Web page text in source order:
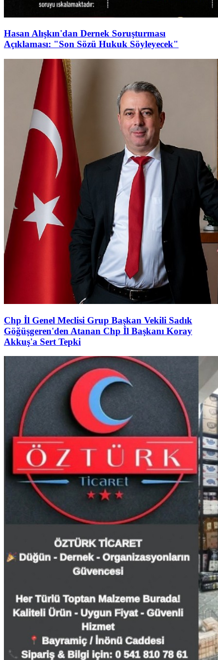
Hasan Alışkın'dan Dernek Soruşturması
Açıklaması: "Son Sözü Hukuk Söyleyecek"
Chp İl Genel Meclisi Grup Başkan Vekili Sadık
Göğüşgeren'den Atanan Chp İl Başkanı Koray
Akkuş'a Sert Tepki